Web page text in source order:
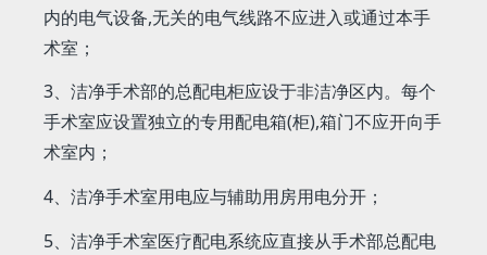
内的电气设备,无关的电气线路不应进入或通过本手
术室；
3、洁净手术部的总配电柜应设于非洁净区内。每个
手术室应设置独立的专用配电箱(柜),箱门不应开向手
术室内；
4、洁净手术室用电应与辅助用房用电分开；
5、洁净手术室医疗配电系统应直接从手术部总配电